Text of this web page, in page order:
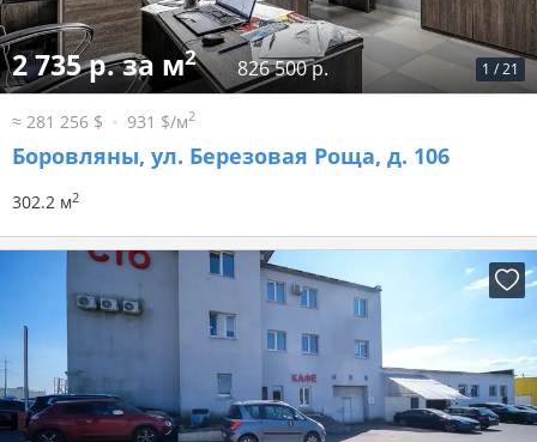
1 /21
2 735 р. за м2 826 500 р.
≈ 281 256 $ 931 $/м2
Боровляны, ул. Березовая Роща, д. 106
302.2 м2